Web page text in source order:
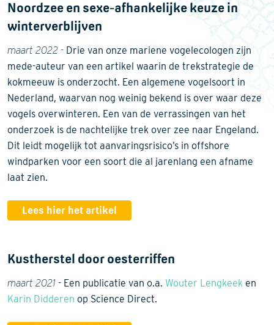
Noordzee en sexe-afhankelijke keuze in
winterverblijven
maart 2022 - Drie van onze mariene vogelecologen zijn
mede-auteur van een artikel waarin de trekstrategie de
kokmeeuw is onderzocht. Een algemene vogelsoort in
Nederland, waarvan nog weinig bekend is over waar deze
vogels overwinteren. Een van de verrassingen van het
onderzoek is de nachtelijke trek over zee naar Engeland.
Dit leidt mogelijk tot aanvaringsrisico’s in offshore
windparken voor een soort die al jarenlang een afname
laat zien.
Lees hier het artikel
Kustherstel door oesterriffen
maart 2021 - Een publicatie van o.a. Wouter Lengkeek en
Karin Didderen op Science Direct.